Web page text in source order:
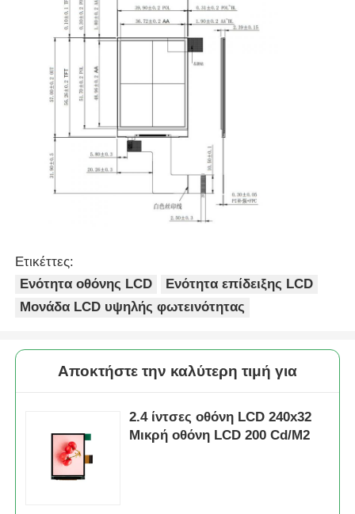
Ε Ετικέτα χαρτιού
Μονοχρωματική οθόνη LCD
Επίδειξη STN LCD
Πίνακα ελεγχόμενης ενέργειας
Ενότητα επίδειξης συνήθειας LCD
Ετικέττες:
Ενότητα οθόνης LCD
Ενότητα επίδειξης LCD
Μονάδα LCD υψηλής φωτεινότητας
Αποκτήστε την καλύτερη τιμή για
2.4 ίντσες οθόνη LCD 240x32
Μικρή οθόνη LCD 200 Cd/M2